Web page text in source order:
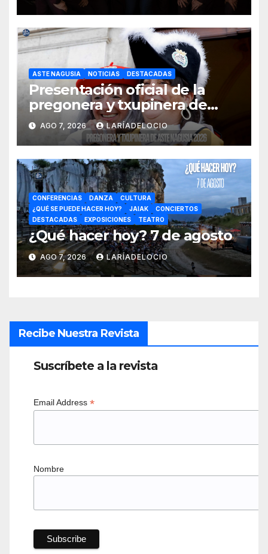
ASTE NAGUSIA NOTICIAS DESTACADAS
Presentación oficial de la
pregonera y txupinera de
Aste Nagusia 2026
AGO 7, 2026 LARÍADELOCIO
CONFERENCIAS DANZA
CULTURA
¿QUÉ SE PUEDE HACER HOY?
JAIAK
CONCIERTOS
DESTACADAS
EXPOSICIONES TEATRO
¿Qué hacer hoy? 7 de agosto
AGO 7, 2026 LARÍADELOCIO
Recibe Nuestra Revista
Suscríbete a la revista
Email Address *
Nombre